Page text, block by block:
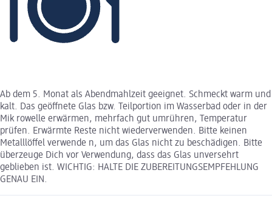
Ab dem 5. Monat als Abendmahlzeit geeignet. Schmeckt warm und
kalt. Das geöffnete Glas bzw. Teilportion im Wasserbad oder in der
Mik rowelle erwärmen, mehrfach gut umrühren, Temperatur
prüfen. Erwärmte Reste nicht wiederverwenden. Bitte keinen
Metalllöffel verwende n, um das Glas nicht zu beschädigen. Bitte
überzeuge Dich vor Verwendung, dass das Glas unversehrt
geblieben ist. WICHTIG: HALTE DIE ZUBEREITUNGSEMPFEHLUNG
GENAU EIN.